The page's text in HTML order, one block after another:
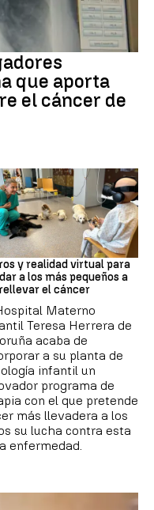
que aporta
el cáncer de
y realidad virtual para
a los más pequeños a
el cáncer
Materno
Teresa Herrera de
acaba de
a su planta de
infantil un
programa de
con el que pretende
más llevadera a los
su lucha contra esta
enfermedad.